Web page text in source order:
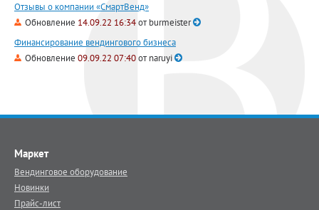
Отзывы о компании «СмартВенд»
Обновление 14.09.22 16:34отburmeister
Финансирование вендингового бизнеса
Обновление 09.09.22 07:40отnaruyi
Маркет
Вендинговое оборудование
Новинки
Прайс-лист